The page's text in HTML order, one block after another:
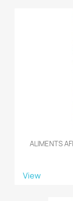
ALIMENTS
View